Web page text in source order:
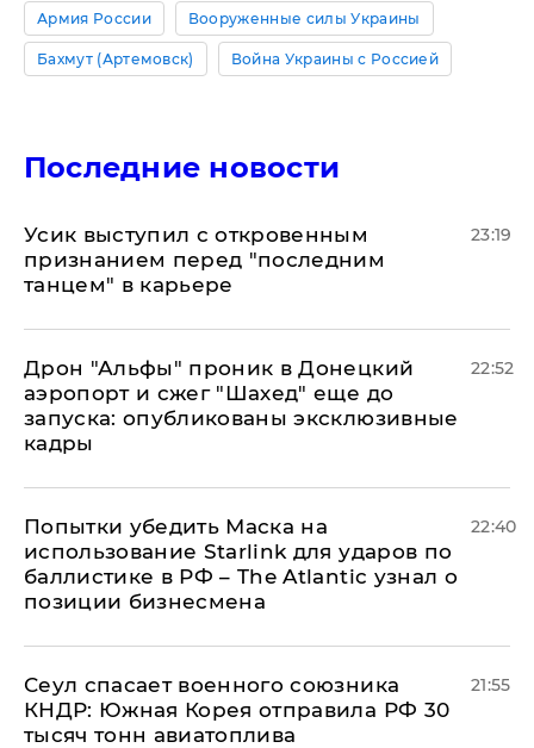
Армия России Вооруженные силы Украины
Бахмут (Артемовск) Война Украины с Россией
Последние новости
Усик выступил с откровенным
признанием перед "последним
танцем" в карьере
23:19
Дрон "Альфы" проник в Донецкий
аэропорт и сжег "Шахед" еще до
запуска: опубликованы эксклюзивные
кадры
22:52
Попытки убедить Маска на
использование Starlink для ударов по
баллистике в РФ – The Atlantic узнал о
позиции бизнесмена
22:40
​Сеул спасает военного союзника
КНДР: Южная Корея отправила РФ 30
тысяч тонн авиатоплива
21:55